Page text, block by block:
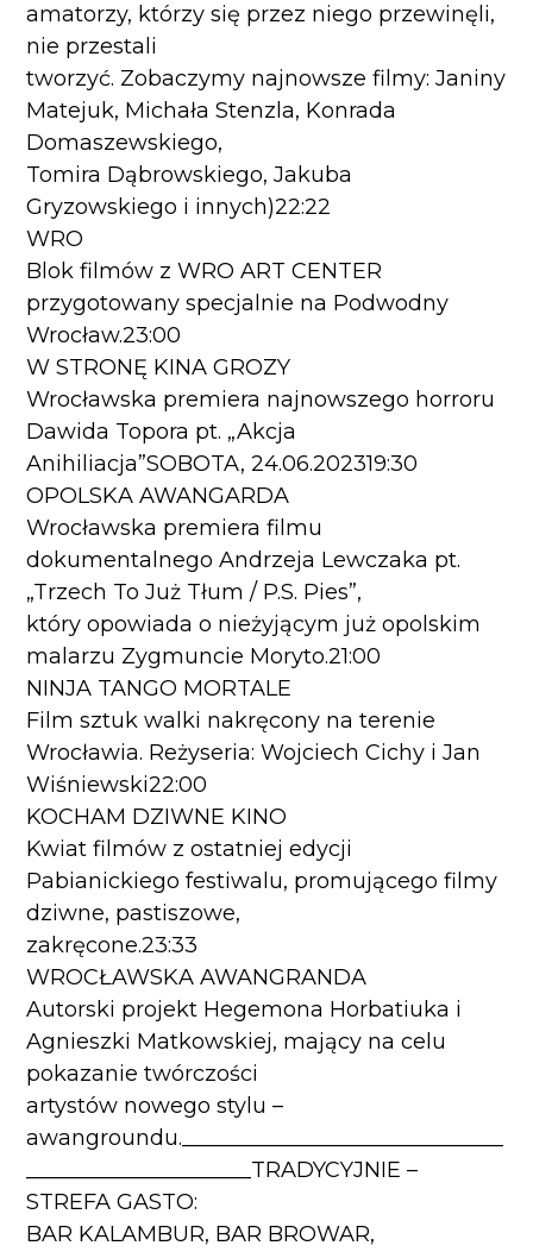
amatorzy, którzy się przez niego przewinęli,
nie przestali
tworzyć. Zobaczymy najnowsze filmy: Janiny
Matejuk, Michała Stenzla, Konrada
Domaszewskiego,
Tomira Dąbrowskiego, Jakuba
Gryzowskiego i innych)22:22
WRO
Blok filmów z WRO ART CENTER
przygotowany specjalnie na Podwodny
Wrocław.23:00
W STRONĘ KINA GROZY
Wrocławska premiera najnowszego horroru
Dawida Topora pt. „Akcja
Anihiliacja”SOBOTA, 24.06.202319:30
OPOLSKA AWANGARDA
Wrocławska premiera filmu
dokumentalnego Andrzeja Lewczaka pt.
„Trzech To Już Tłum / P.S. Pies”,
który opowiada o nieżyjącym już opolskim
malarzu Zygmuncie Moryto.21:00
NINJA TANGO MORTALE
Film sztuk walki nakręcony na terenie
Wrocławia. Reżyseria: Wojciech Cichy i Jan
Wiśniewski22:00
KOCHAM DZIWNE KINO
Kwiat filmów z ostatniej edycji
Pabianickiego festiwalu, promującego filmy
dziwne, pastiszowe,
zakręcone.23:33
WROCŁAWSKA AWANGRANDA
Autorski projekt Hegemona Horbatiuka i
Agnieszki Matkowskiej, mający na celu
pokazanie twórczości
artystów nowego stylu –
awangroundu.______________________________
_____________________TRADYCYJNIE –
STREFA GASTO:
BAR KALAMBUR, BAR BROWAR,